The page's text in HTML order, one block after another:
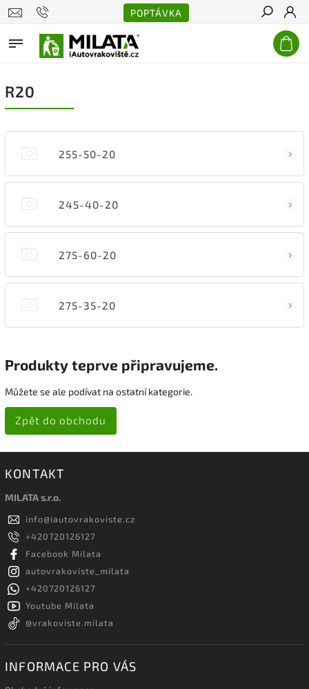
POPTÁVKA
Hledat
R20
255-50-20
245-40-20
275-60-20
275-35-20
Produkty teprve připravujeme.
Můžete se ale podívat na ostatní kategorie.
Zpět do obchodu
KONTAKT
MILATA s.r.o.
info@iautovrakoviste.cz
+420720126127
Facebook Milata
autovrakoviste_milata
+420720126127
Youtube Milata
@vrakoviste.milata
INFORMACE PRO VÁS